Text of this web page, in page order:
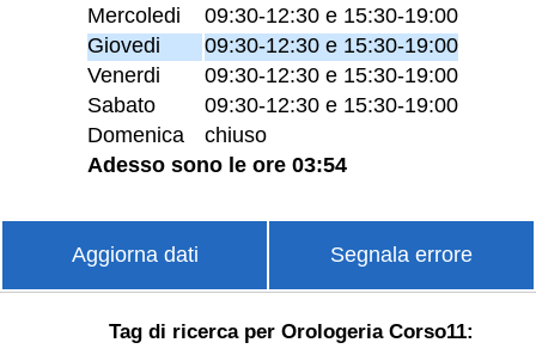
Mercoledi
09:30-12:30 e 15:30-19:00
Giovedi
09:30-12:30 e 15:30-19:00
Venerdi
09:30-12:30 e 15:30-19:00
Sabato
09:30-12:30 e 15:30-19:00
Domenica
chiuso
Adesso sono le ore 03:54
Aggiorna dati Segnala errore
Tag di ricerca per Orologeria Corso11: